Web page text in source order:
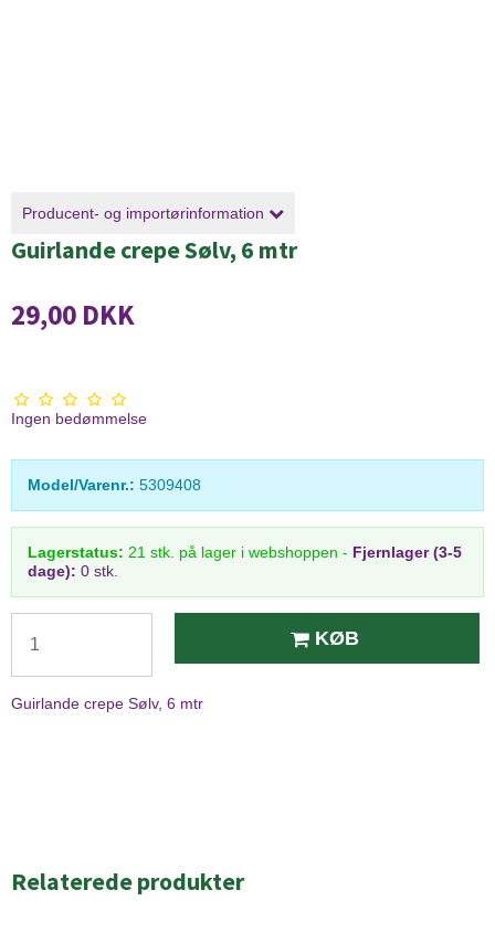
Producent- og importørinformation
Guirlande crepe Sølv, 6 mtr
29,00 DKK
Ingen bedømmelse
Model/Varenr.: 5309408
Lagerstatus: 21 stk. på lager i webshoppen - Fjernlager (3-5
dage): 0 stk.
KØB
Guirlande crepe Sølv, 6 mtr
Relaterede produkter